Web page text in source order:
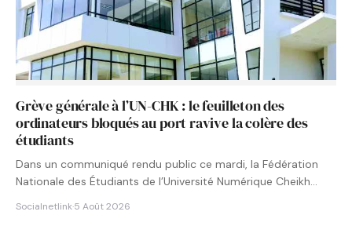
Grève générale à l’UN-CHK : le feuilleton des
ordinateurs bloqués au port ravive la colère des
étudiants
Dans un communiqué rendu public ce mardi, la Fédération
Nationale des Étudiants de l’Université Numérique Cheikh
Socialnetlink·5 Août 2026